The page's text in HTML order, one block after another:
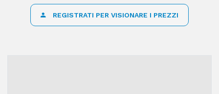
REGISTRATI PER VISIONARE I PREZZI